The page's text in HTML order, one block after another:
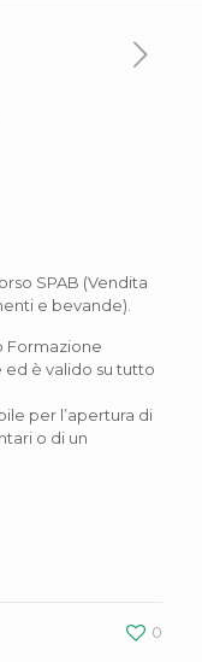
SPAB (Vendita
e bevande).
Formazione
ed è valido su tutto
per l’apertura di
o di un
0